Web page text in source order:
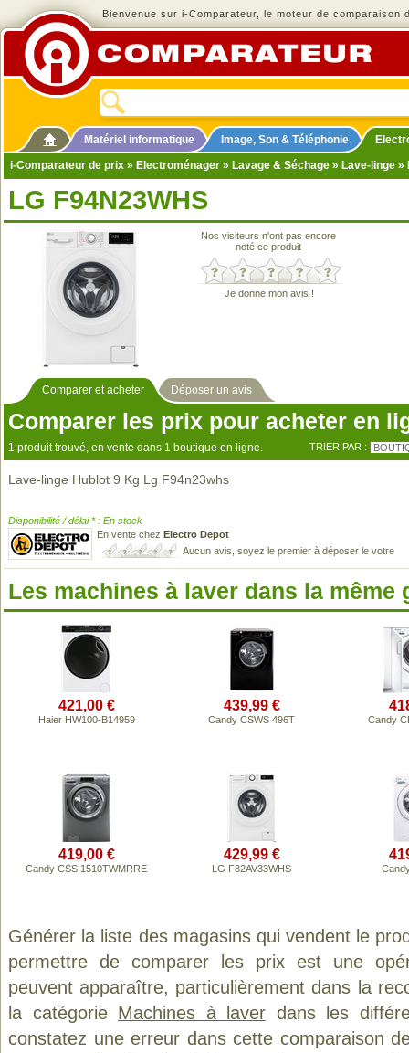
Bienvenue sur i-Comparateur, le moteur de comparaison
Matériel informatique Image, Son & Téléphonie
i-Comparateur de prix » Electroménager » Lavage & Séchage » Lave-linge »
LG F94N23WHS
Nos visiteurs n'ont pas encore
noté ce produit
Je donne mon avis !
Comparer et acheter Déposer un avis
Comparer les prix pour acheter en
1 produit trouvé, en vente dans 1 boutique en ligne. TRIER PAR :
Lave-linge Hublot 9 Kg Lg F94n23whs
Disponibilité / délai * : En stock
En vente chez Electro Depot
Aucun avis, soyez le premier à déposer le votre
Les machines à laver dans la même
421,00 €
Haier HW100-B14959
439,99 €
Candy CSWS 496T Candy
419,00 €
Candy CSS 1510TWMRRE
429,99 €
LG F82AV33WHS
Générer la liste des magasins qui vendent le
permettre de comparer les prix est une
peuvent apparaître, particulièrement dans la
la catégorie Machines à laver dans les
constatez une erreur dans cette comparaison